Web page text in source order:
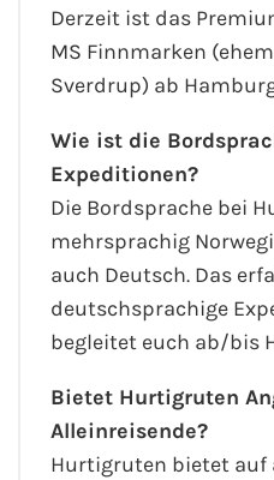
Derzeit ist das
MS Finnmarken
Sverdrup) ab
Wie ist die
Expeditionen?
Die Bordsprache bei
mehrsprachig
auch Deutsch. Das
deutschsprachige
begleitet euch ab/bis
Bietet Hurtigruten
Alleinreisende?
Hurtigruten bietet auf